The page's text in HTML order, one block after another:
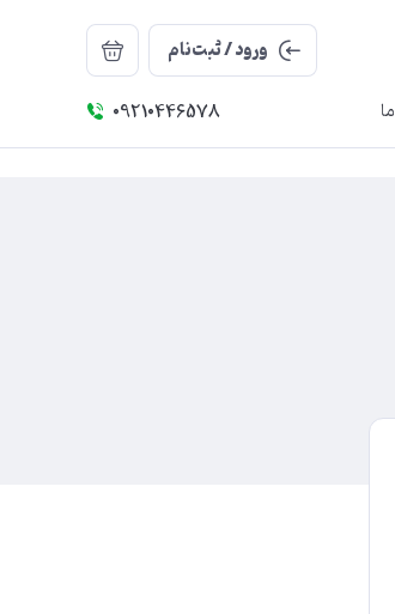
ورود / ثبت‌نام
09210446578